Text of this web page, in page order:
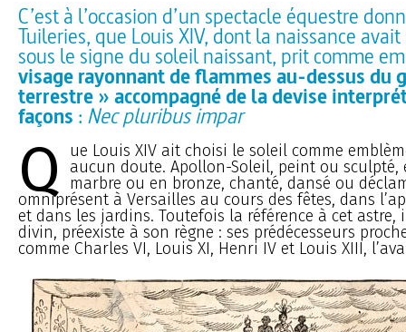
C’est à l’occasion d’un spectacle équestre
Tuileries, que Louis XIV, dont la naissance
sous le signe du soleil naissant, prit comme
visage rayonnant de flammes au-dessus du
terrestre » accompagné de la devise
façons : Nec pluribus impar
Q ue Louis XIV ait choisi le soleil comme
aucun doute. Apollon-Soleil, peint ou
marbre ou en bronze, chanté, dansé ou
omniprésent à Versailles au cours des fêtes, dans
et dans les jardins. Toutefois la référence à cet astre,
divin, préexiste à son règne : ses prédécesseurs
comme Charles VI, Louis XI, Henri IV et Louis XIII,